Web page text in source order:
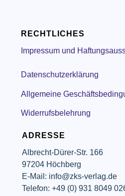
ADRESSE
Albrecht-Dürer-Str. 166
97204 Höchberg
E-Mail: info@zks-verlag.de
Telefon: +49 (0) 931 8049
RECHTLICHES
Impressum und
Datenschutzerklärung
Allgemeine
Widerrufsbelehrung